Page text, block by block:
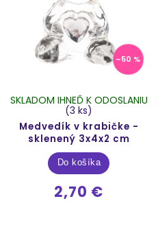
–50 %
Medvedík v krabičke -
sklenený 3x4x2 cm
SKLADOM IHNEĎ K ODOSLANIU
(3 ks)
2,70 €
Do košíka